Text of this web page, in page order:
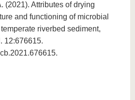
(2021). Attributes of drying
and functioning of microbial
riverbed sediment,
12:676615.